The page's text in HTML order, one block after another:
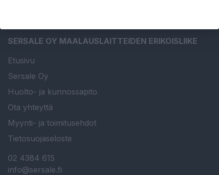
SERSALE OY MAALAUSLAITTEIDEN ERIKOISLIIKE
Etusivu
Sersale Oy
Huolto- ja kunnossapito
Ota yhteyttä
Myynti- ja toimitusehdot
Tietosuojaseloste
02 4384 615
info@sersale.fi